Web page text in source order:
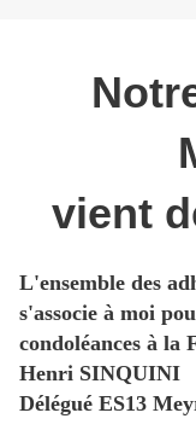
vient
L'ensemble des
s'associe à moi
condoléances à la
Henri SINQUINI
Délégué ES13